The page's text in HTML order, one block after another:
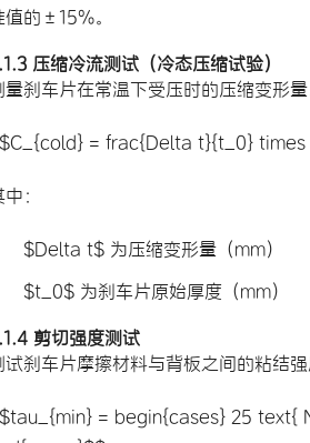
值的±15%。
压缩冷流测试（冷态压缩试验）
量刹车片在常温下受压时的压缩变形
= frac{Delta t}{t_0} times
：
$Delta t$ 为压缩变形量（mm）
$t_0$ 为刹车片原始厚度（mm）
剪切强度测试
试刹车片摩擦材料与背板之间的粘结
= begin{cases} 25 text{